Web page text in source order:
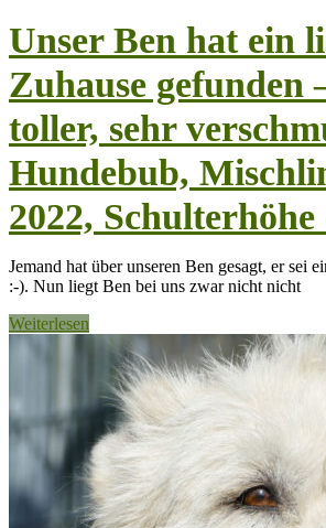
Unser Ben hat ein
Zuhause gefunden
toller, sehr
Hundebub,
2022, Schulterhöhe
Jemand hat über unseren Ben gesagt, er sei
:-). Nun liegt Ben bei uns zwar nicht nicht
Weiterlesen